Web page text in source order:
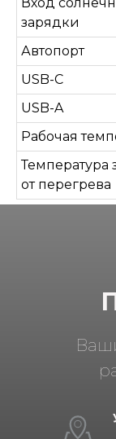
Вход
зарядки
Автопорт
USB-C
USB-A
Рабочая
Температура
от перегрева